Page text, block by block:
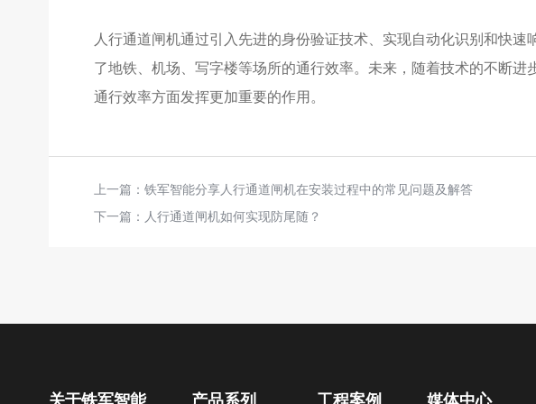
人行通道闸机通过引入先进的身份验证技术、实现自动化识别和快
了地铁、机场、写字楼等场所的通行效率。未来，随着技术的不断
通行效率方面发挥更加重要的作用。
上一篇： 铁军智能分享人行通道闸机在安装过程中的常见问题及解答
下一篇： 人行通道闸机如何实现防尾随？
关于铁军智能 产品系列 工程案例 媒体中心